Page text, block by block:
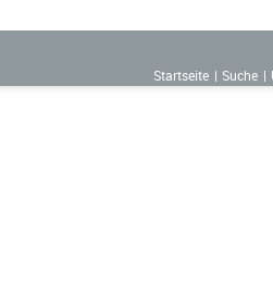
Startseite
Suche